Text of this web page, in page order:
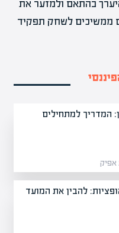
בהתאם ולמזער את
ממשיכים לשחק תפקיד
המדריך למתחילים
להבין את המועד